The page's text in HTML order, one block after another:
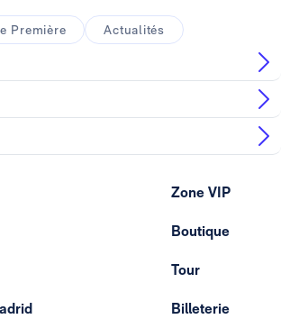
Première Actualités
Zone VIP
Boutique
Tour
Billeterie